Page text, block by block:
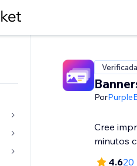
Por
Cree
minutos
4.620